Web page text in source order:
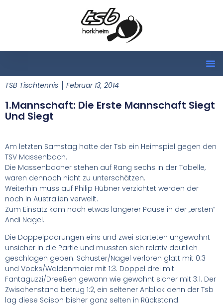
TSB Tischtennis Februar 13, 2014
1.Mannschaft: Die Erste Mannschaft Siegt
Und Siegt
Am letzten Samstag hatte der Tsb ein Heimspiel gegen den
TSV Massenbach.
Die Massenbacher stehen auf Rang sechs in der Tabelle,
waren dennoch nicht zu unterschätzen.
Weiterhin muss auf Philip Hübner verzichtet werden der
noch in Australien verweilt.
Zum Einsatz kam nach etwas längerer Pause in der „ersten“
Andi Nagel.
Die Doppelpaarungen eins und zwei starteten ungewohnt
unsicher in die Partie und mussten sich relativ deutlich
geschlagen geben. Schuster/Nagel verloren glatt mit 0:3
und Vocks/Waldenmaier mit 1:3. Doppel drei mit
Fantaguzzi/Dreeßen gewann wie gewohnt sicher mit 3:1. Der
Zwischenstand betrug 1:2, ein seltener Anblick denn der Tsb
lag diese Saison bisher ganz selten in Rückstand.